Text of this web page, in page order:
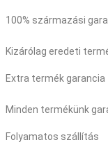
100% származási
Kizárólag eredeti
Extra termék garancia
Minden termékünk
Folyamatos szállítás